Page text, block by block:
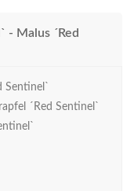
- Malus ´Red
Sentinel`
´Red Sentinel`